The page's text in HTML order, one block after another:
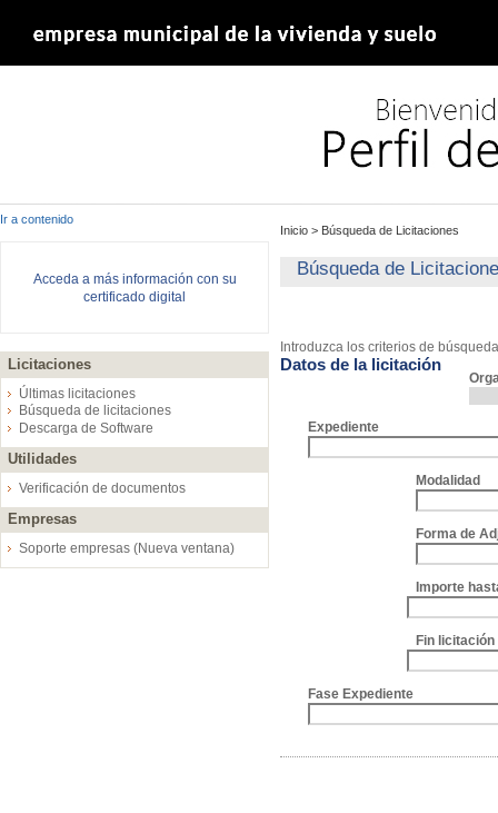
Ir a contenido
Acceda a más información con su
certificado digital
Licitaciones
Últimas licitaciones
Búsqueda de licitaciones
Descarga de Software
Utilidades
Verificación de documentos
Empresas
Soporte empresas (Nueva ventana)
Inicio > Búsqueda de Licitaciones
Búsqueda de
Introduzca los criterios de
Datos de la licitación
Expediente
Modalidad
Forma de
Importe
Fin
Fase Expediente